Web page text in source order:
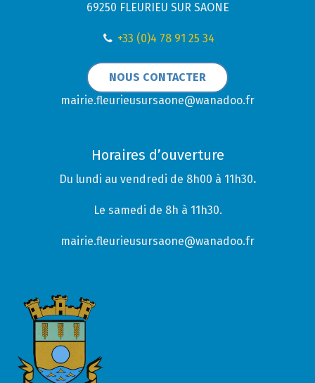
69250 FLEURIEU SUR SAONE
+33 (0)4 78 91 25 34
NOUS CONTACTER
mairie.fleurieusursaone@wanadoo.fr
Horaires d’ouverture
Du lundi au vendredi de 8h00 à 11h30.
Le samedi de 8h à 11h30.
mairie.fleurieusursaone@wanadoo.fr